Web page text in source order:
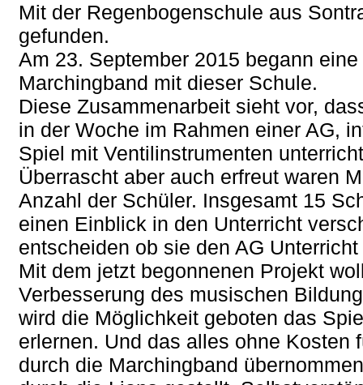
Mit der Regenbogenschule aus
gefunden.
Am 23. September 2015 begann
Marchingband mit dieser Schule.
Diese Zusammenarbeit sieht vor,
in der Woche im Rahmen einer AG,
Spiel mit Ventilinstrumenten
Überrascht aber auch erfreut waren
Anzahl der Schüler. Insgesamt 15
einen Einblick in den Unterricht
entscheiden ob sie den AG
Mit dem jetzt begonnenen Projekt
Verbesserung des musischen
wird die Möglichkeit geboten das
erlernen. Und das alles ohne Kosten
durch die Marchingband